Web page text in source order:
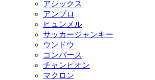
アシックス
アンブロ
ヒュンメル
サッカージャンキー
ウンドウ
コンバース
チャンピオン
マクロン